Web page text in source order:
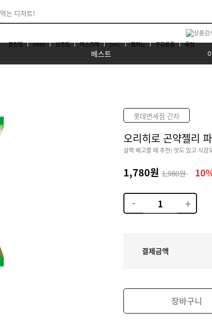
쿨링템 NMN 선크림 마스크팩 DHC 멜라노 구강용품 룩업
베스트
롯데면세점 긴자
오리히로 곤약젤리
살짝 배고플 때 추천! 맛도 있고 식감
1,780원 1,980원
결제금액
장바구니